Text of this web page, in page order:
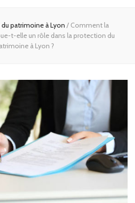
patrimoine à Lyon / Comment la
t-elle un rôle dans la protection du
à Lyon ?